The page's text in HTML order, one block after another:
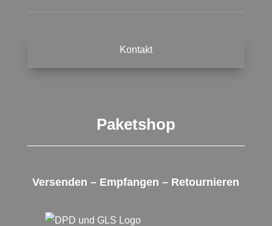
Kontakt
Paketshop
Versenden – Empfangen – Retournieren